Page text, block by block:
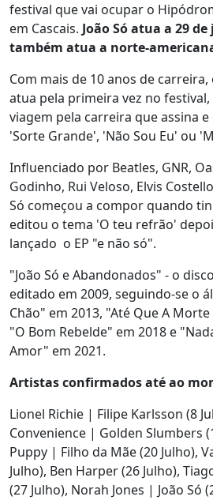
festival que vai ocupar o
em Cascais. João Só atua a 29
também atua a norte-
Com mais de 10 anos de
atua pela primeira vez no
viagem pela carreira que assina
'Sorte Grande', 'Não Sou Eu' ou
Influenciado por Beatles, GNR,
Godinho, Rui Veloso, Elvis
Só começou a compor quando
editou o tema 'O teu refrão'
lançado o EP "e não só".
"João Só e Abandonados" - o
editado em 2009, seguindo-se o
Chão" em 2013, "Até Que A
"O Bom Rebelde" em 2018 e
Amor" em 2021.
Artistas confirmados até ao
Lionel Richie | Filipe Karlsson (8
Convenience | Golden Slumbers
Puppy | Filho da Mãe (20 Julho),
Julho), Ben Harper (26 Julho),
(27 Julho), Norah Jones | João Só